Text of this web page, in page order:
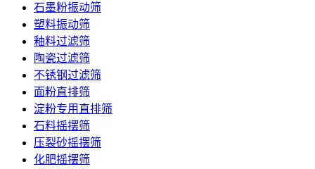
石墨粉振动筛
塑料振动筛
釉料过滤筛
陶瓷过滤筛
不锈钢过滤筛
面粉直排筛
淀粉专用直排筛
石料摇摆筛
压裂砂摇摆筛
化肥摇摆筛